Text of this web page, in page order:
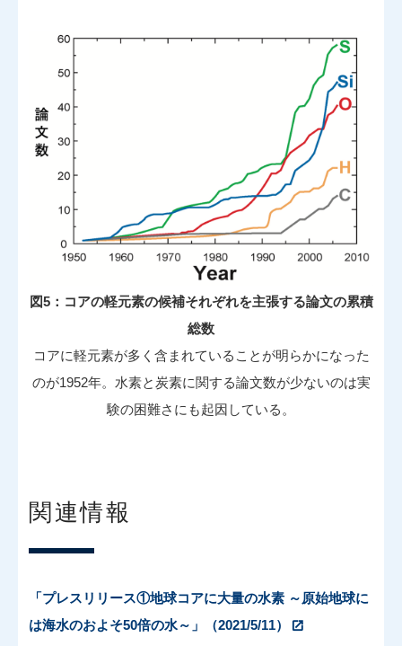
図5：コアの軽元素の候補それぞれを主張する論文の累積
総数
コアに軽元素が多く含まれていることが明らかになった
のが1952年。水素と炭素に関する論文数が少ないのは実
験の困難さにも起因している。
関連情報
「プレスリリース①地球コアに大量の水素 ～原始地球に
は海水のおよそ50倍の水～」（2021/5/11）